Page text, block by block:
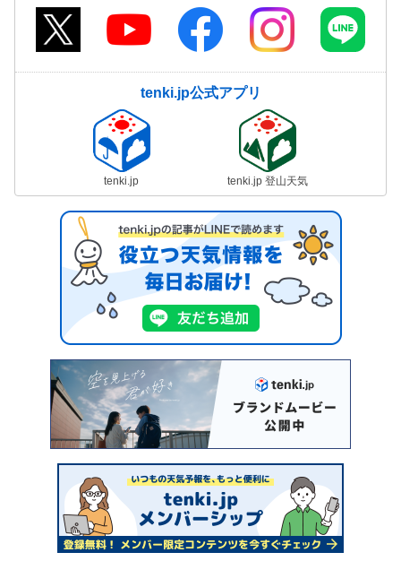
tenki.jp公式アプリ
tenki.jp tenki.jp 登山天気